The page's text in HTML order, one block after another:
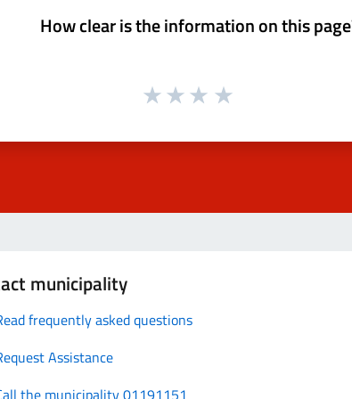
How clear is the information on this
municipality
frequently asked questions
Assistance
the municipality 01191151